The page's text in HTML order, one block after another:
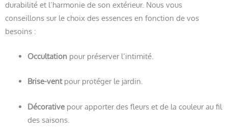
durabilité et l’harmonie de son extérieur. Nous vous
conseillons sur le choix des essences en fonction de vos
besoins :
Occultationpour préserver l’intimité.
Brise-ventpour protéger le jardin.
Décorativepour apporter des fleurs et de la couleur au fil
des saisons.